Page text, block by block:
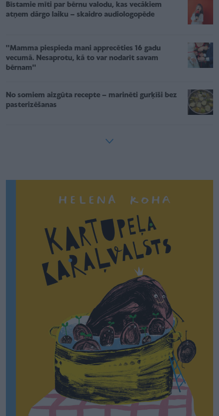
Bīstamie mīti par bērnu valodu, kas vecākiem
atņem dārgo laiku – skaidro audiologopēde
''Mamma piespieda mani apprecēties 16 gadu
vecumā. Nesaprotu, kā to var nodarīt savam
bērnam''
No somiem aizgūta recepte – marinēti gurķīši bez
pasterizēšanas